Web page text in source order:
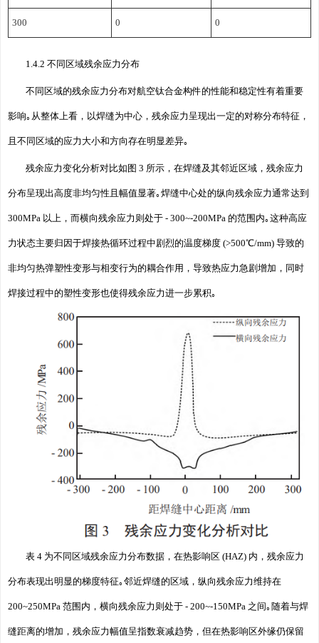
300 0 0
1.4.2 不同区域残余应力分布
不同区域的残余应力分布对航空钛合金构件的性能和稳定性有着重要
影响｡从整体上看，以焊缝为中心，残余应力呈现出一定的对称分布特征，
且不同区域的应力大小和方向存在明显差异｡
残余应力变化分析对比如图 3 所示，在焊缝及其邻近区域，残余应力
分布呈现出高度非均匀性且幅值显著｡焊缝中心处的纵向残余应力通常达到
300MPa 以上，而横向残余应力则处于 - 300~-200MPa 的范围内｡这种高应
力状态主要归因于焊接热循环过程中剧烈的温度梯度 (>500℃/mm) 导致的
非均匀热弹塑性变形与相变行为的耦合作用，导致热应力急剧增加，同时
焊接过程中的塑性变形也使得残余应力进一步累积｡
表 4 为不同区域残余应力分布数据，在热影响区 (HAZ) 内，残余应力
分布表现出明显的梯度特征｡邻近焊缝的区域，纵向残余应力维持在
200~250MPa 范围内，横向残余应力则处于 - 200~-150MPa 之间｡随着与焊
缝距离的增加，残余应力幅值呈指数衰减趋势，但在热影响区外缘仍保留